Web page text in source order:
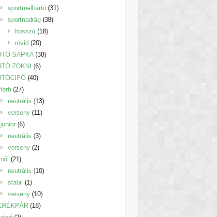
termék
sportmelltartó 3131
sportnadrág 3838
hosszú 1818
rövid 2020
termék
SAPKA 3838
ZOKNI 66
4040
férfi 2727
termék
neutrális 1313
termék
verseny 1111
junior 66
termék
neutrális 33
termék
verseny 22
női 2121
termék
neutrális 1010
stabil 11
termék
verseny 1010
termék
1818